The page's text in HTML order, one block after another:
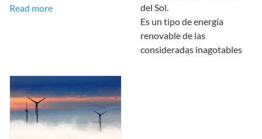
Read more
del Sol.
Es un tipo de energía
renovable de las
consideradas inagotables